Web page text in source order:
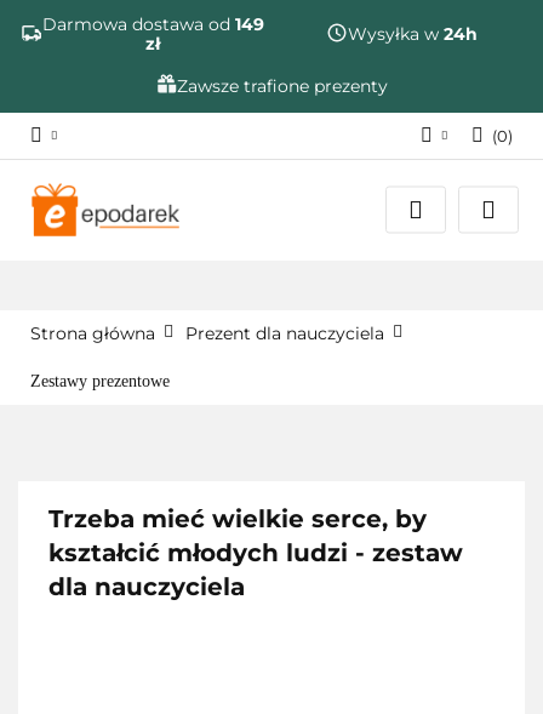
Darmowa dostawa od 149
zł
Wysyłka w 24h
Zawsze trafione prezenty
Szukaj
Zaloguj się
Zarejestruj się
(0)
Strona główna Prezent dla nauczyciela
Zestawy prezentowe
Trzeba mieć wielkie serce, by
kształcić młodych ludzi - zestaw
dla nauczyciela